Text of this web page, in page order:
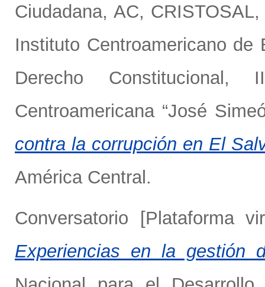
Ciudadana, AC,
Instituto Centroamericano
Derecho
Centroamericana “José
contra la corrupción en El
América Central.
Conversatorio [Plataforma
Experiencias en la gestión